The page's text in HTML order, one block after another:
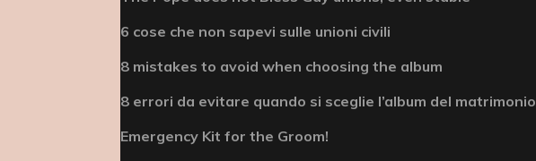
6 cose che non sapevi sulle unioni civili
8 mistakes to avoid when choosing the album
8 errori da evitare quando si sceglie l’album del matrimonio
Emergency Kit for the Groom!